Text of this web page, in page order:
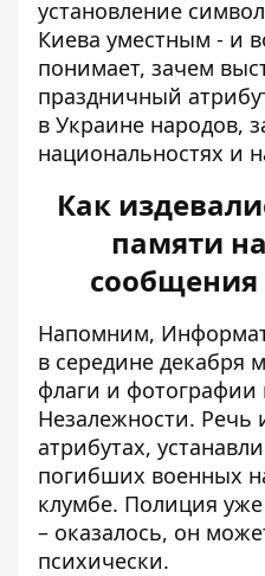
установление
Киева уместным - и
понимает, зачем
праздничный
в Украине народов,
национальностях и
Как
памяти
Напомним,
в середине декабря
флаги и фотографии
Незалежности.
атрибутах,
погибших военных
клумбе. Полиция
– оказалось, он
психически.